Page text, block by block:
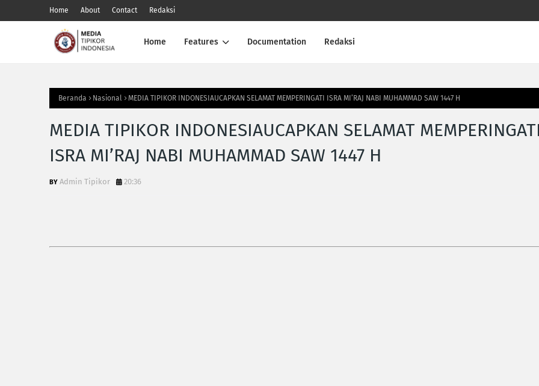
Home About Contact Redaksi
Home Features Documentation Redaksi
Beranda Nasional MEDIA TIPIKOR INDONESIAUCAPKAN SELAMAT MEMPERINGATI ISRA MI’RAJ NABI MUHAMMAD SAW 1447 H
MEDIA TIPIKOR INDONESIAUCAPKAN SELAMAT
ISRA MI’RAJ NABI MUHAMMAD SAW 1447 H
Admin Tipikor 20:36